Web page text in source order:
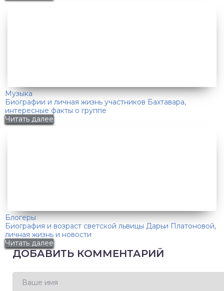
Музыка
Биографии и личная жизнь участников Бахтавара,
интересные факты о группе
Читать далее
Блогеры
Биография и возраст светской львицы Дарьи Платоновой,
личная жизнь и новости
Читать далее
ДОБАВИТЬ КОММЕНТАРИЙ